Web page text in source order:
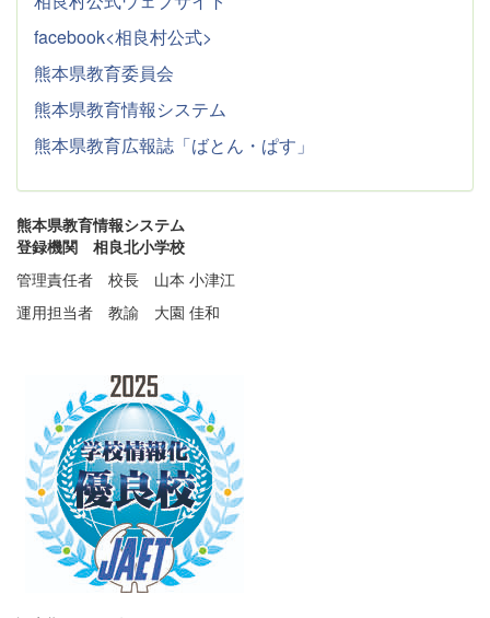
facebook<相良村公式>
熊本県教育委員会
熊本県教育情報システム
熊本県教育広報誌「ばとん・ぱす」
熊本県教育情報システム
登録機関 相良北小学校
管理責任者 校長 山本 小津江
運用担当者 教諭 大園 佳和